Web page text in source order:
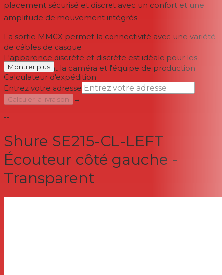
placement sécurisé et discret avec un confort et une
amplitude de mouvement intégrés.
La sortie MMCX permet la connectivité avec une variété
de câbles de casque
L'apparence discrète et discrète est idéale pour les
talents devant la caméra et l'équipe de production
Montrer plus
Calculateur d'expédition
Entrez votre adresse
Calculer la livraison
→
--
Shure SE215-CL-LEFT
Écouteur côté gauche -
Transparent